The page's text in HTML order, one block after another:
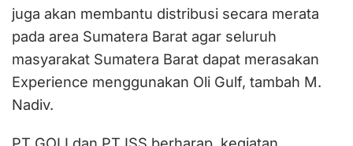
juga akan membantu distribusi secara merata
pada area Sumatera Barat agar seluruh
masyarakat Sumatera Barat dapat merasakan
Experience menggunakan Oli Gulf, tambah M.
Nadiv.
PT GOLI dan PT ISS berharap, kegiatan